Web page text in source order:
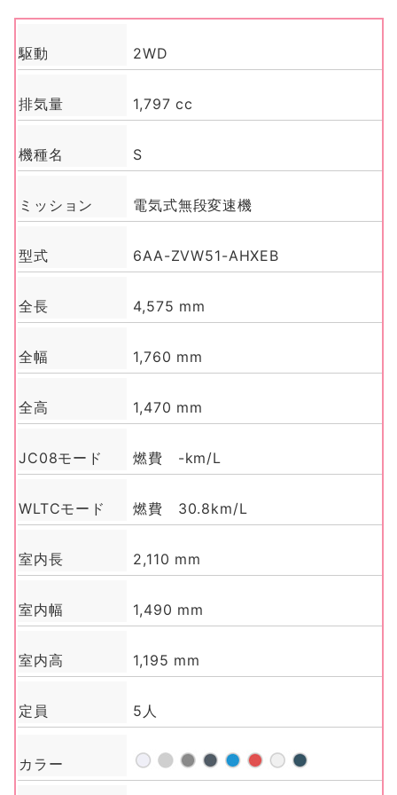
駆動 2WD
排気量 1,797 cc
機種名 S
ミッション 電気式無段変速機
型式 6AA-ZVW51-AHXEB
全長 4,575 mm
全幅 1,760 mm
全高 1,470 mm
JC08モード 燃費 -km/L
WLTCモード 燃費 30.8km/L
室内長 2,110 mm
室内幅 1,490 mm
室内高 1,195 mm
定員 5人
カラー